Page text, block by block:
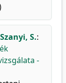
Szanyi, S.:
-